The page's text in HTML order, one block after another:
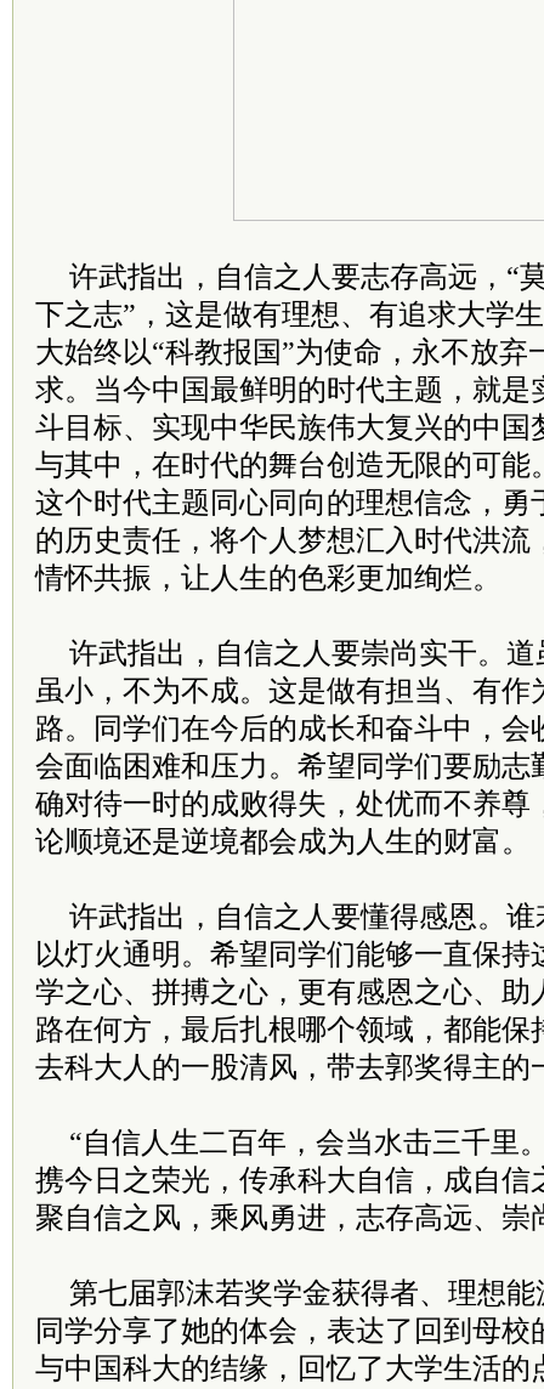
许武指出，自信之人要志存高远，“
下之志”，这是做有理想、有追求大学
大始终以“科教报国”为使命，永不放弃
求。当今中国最鲜明的时代主题，就是
斗目标、实现中华民族伟大复兴的中国
与其中，在时代的舞台创造无限的可能
这个时代主题同心同向的理想信念，勇
的历史责任，将个人梦想汇入时代洪流
情怀共振，让人生的色彩更加绚烂。
许武指出，自信之人要崇尚实干。
虽小，不为不成。这是做有担当、有作
路。同学们在今后的成长和奋斗中，会
会面临困难和压力。希望同学们要励志
确对待一时的成败得失，处优而不养尊
论顺境还是逆境都会成为人生的财富。
许武指出，自信之人要懂得感恩。
以灯火通明。希望同学们能够一直保持
学之心、拼搏之心，更有感恩之心、助
路在何方，最后扎根哪个领域，都能保
去科大人的一股清风，带去郭奖得主的
“自信人生二百年，会当水击三千里
携今日之荣光，传承科大自信，成自信
聚自信之风，乘风勇进，志存高远、崇
第七届郭沫若奖学金获得者、理想
同学分享了她的体会，表达了回到母校
与中国科大的结缘，回忆了大学生活的